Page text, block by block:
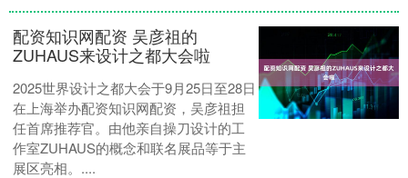
配资知识网配资 吴彦祖的
ZUHAUS来设计之都大会啦
2025世界设计之都大会于9月25日至28日
在上海举办配资知识网配资，吴彦祖担
任首席推荐官。由他亲自操刀设计的工
作室ZUHAUS的概念和联名展品等于主
展区亮相。....